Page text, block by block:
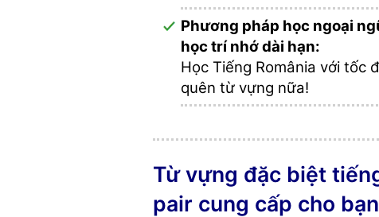
Phương pháp học ngoại
học trí nhớ dài hạn:
Học Tiếng România với tốc
quên từ vựng nữa!
Từ vựng đặc biệt
pair cung cấp cho